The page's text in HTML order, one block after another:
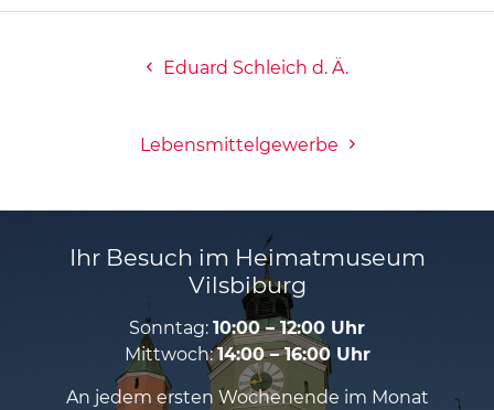
Eduard Schleich d. Ä.
Lebensmittelgewerbe
Ihr Besuch im Heimatmuseum
Vilsbiburg
Sonntag: 10:00 – 12:00 Uhr
Mittwoch:14:00 – 16:00 Uhr
An jedem ersten Wochenende im Monat